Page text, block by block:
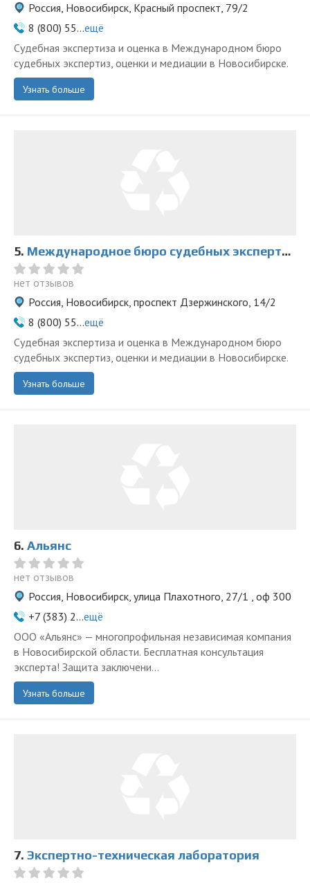
Россия, Новосибирск, Красный проспект, 79/2
8 (800) 55...ещё
Судебная экспертиза и оценка в Международном бюро
судебных экспертиз, оценки и медиации в Новосибирске.
Узнать больше
5. Международное бюро судебных экспертиз, оценки и медиации на Дзержинского
нет отзывов
Россия, Новосибирск, проспект Дзержинского, 14/2
8 (800) 55...ещё
Судебная экспертиза и оценка в Международном бюро
судебных экспертиз, оценки и медиации в Новосибирске.
Узнать больше
6. Альянс
нет отзывов
Россия, Новосибирск, улица Плахотного, 27/1 , оф 300
+7 (383) 2...ещё
ООО «Альянс» — многопрофильная независимая компания
в Новосибирской области. Бесплатная консультация
эксперта! Защита заключени...
Узнать больше
7. Экспертно-техническая лаборатория